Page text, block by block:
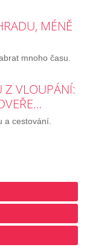
MÉNĚ
mnoho času.
Z VLOUPÁNÍ:
a cestování.